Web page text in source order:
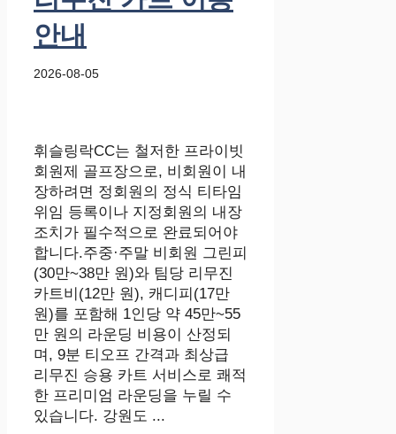
안내
2026-08-05
휘슬링락CC는 철저한 프라이빗
회원제 골프장으로, 비회원이 내
장하려면 정회원의 정식 티타임
위임 등록이나 지정회원의 내장
조치가 필수적으로 완료되어야
합니다.주중·주말 비회원 그린피
(30만~38만 원)와 팀당 리무진
카트비(12만 원), 캐디피(17만
원)를 포함해 1인당 약 45만~55
만 원의 라운딩 비용이 산정되
며, 9분 티오프 간격과 최상급
리무진 승용 카트 서비스로 쾌적
한 프리미엄 라운딩을 누릴 수
있습니다. 강원도 ...